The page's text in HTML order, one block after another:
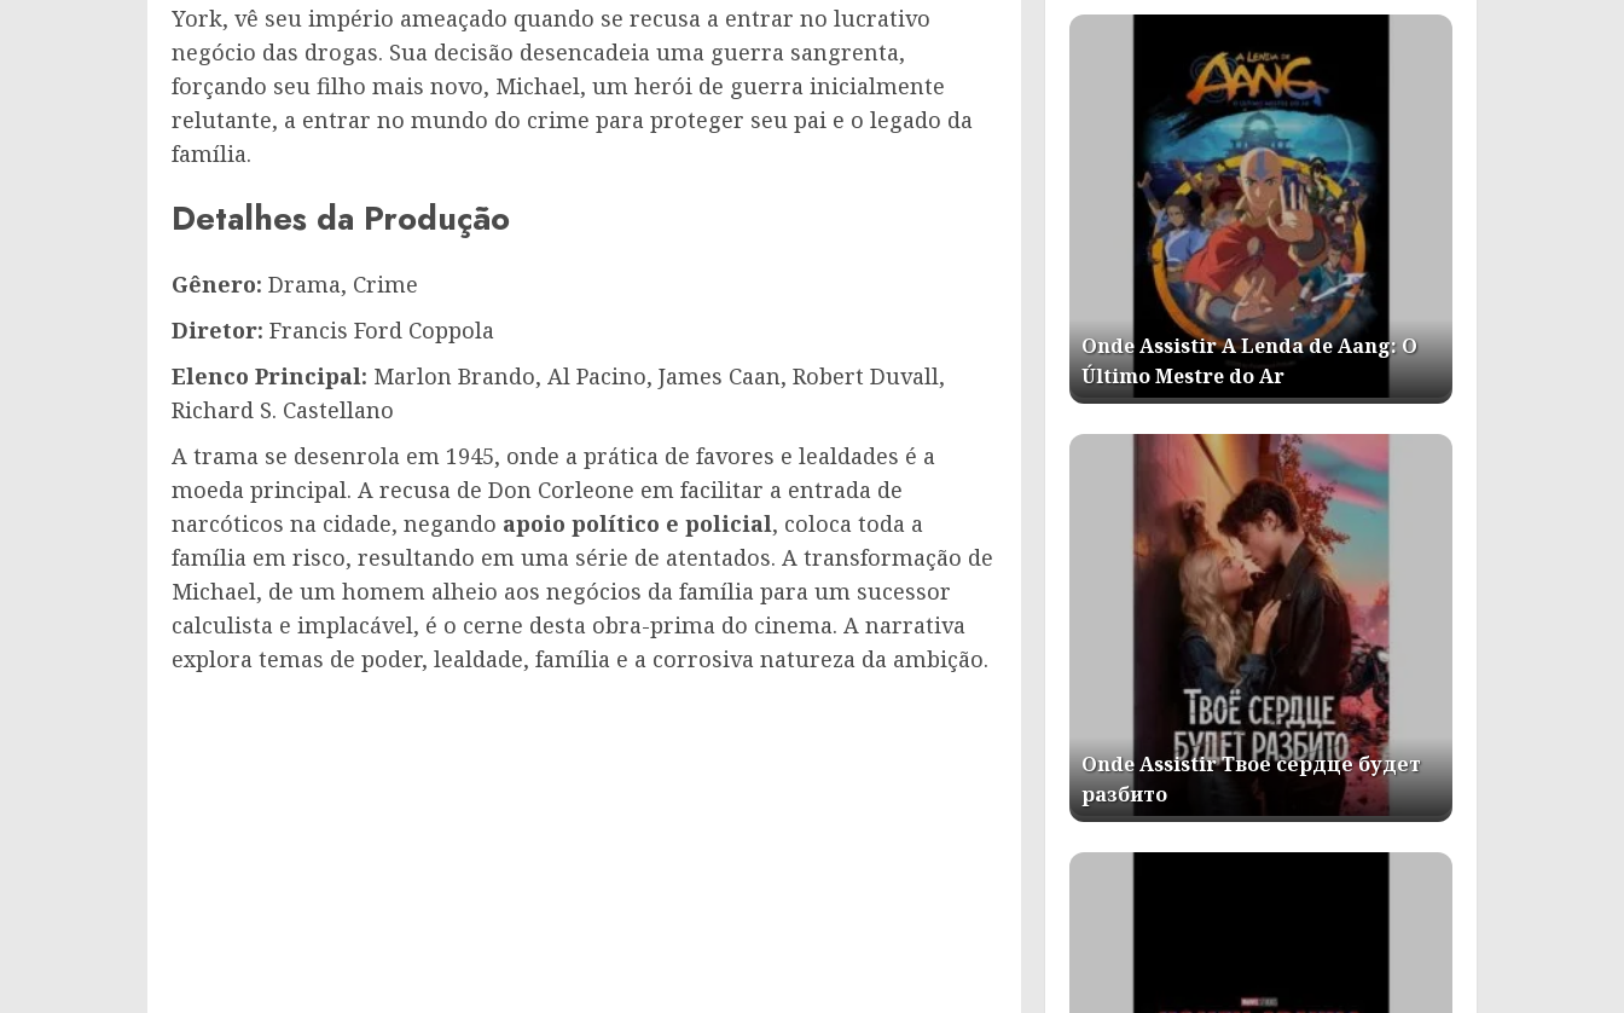
York, vê seu império ameaçado quando se recusa a entrar no lucrativo
negócio das drogas. Sua decisão desencadeia uma guerra sangrenta,
forçando seu filho mais novo, Michael, um herói de guerra inicialmente
relutante, a entrar no mundo do crime para proteger seu pai e o legado da
família.
Detalhes da Produção
Gênero: Drama, Crime
Diretor: Francis Ford Coppola
Elenco Principal: Marlon Brando, Al Pacino, James Caan, Robert Duvall,
Richard S. Castellano
A trama se desenrola em 1945, onde a prática de favores e lealdades é a
moeda principal. A recusa de Don Corleone em facilitar a entrada de
narcóticos na cidade, negando apoio político e policial, coloca toda a
família em risco, resultando em uma série de atentados. A transformação de
Michael, de um homem alheio aos negócios da família para um sucessor
calculista e implacável, é o cerne desta obra-prima do cinema. A narrativa
explora temas de poder, lealdade, família e a corrosiva natureza da ambição.
Onde Assistir A Lenda de Aang: O
Último Mestre do Ar
Onde Assistir Твое сердце будет
разбито